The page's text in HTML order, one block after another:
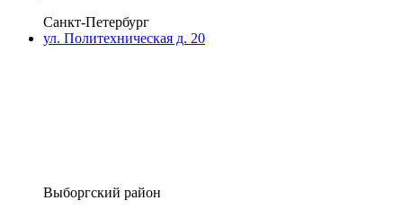
Санкт-Петербург
ул. Политехническая д. 20
Выборгский район